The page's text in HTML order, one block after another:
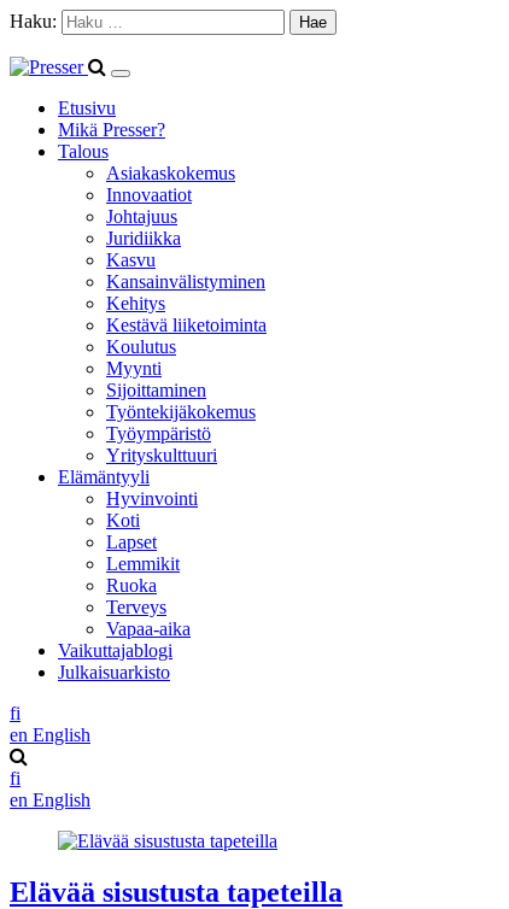
Haku:
Etusivu
Mikä Presser?
Talous
Asiakaskokemus
Innovaatiot
Johtajuus
Juridiikka
Kasvu
Kansainvälistyminen
Kehitys
Kestävä liiketoiminta
Koulutus
Myynti
Sijoittaminen
Työntekijäkokemus
Työympäristö
Yrityskulttuuri
Elämäntyyli
Hyvinvointi
Koti
Lapset
Lemmikit
Ruoka
Terveys
Vapaa-aika
Vaikuttajablogi
Julkaisuarkisto
fi
en English
fi
en English
Elävää sisustusta tapeteilla